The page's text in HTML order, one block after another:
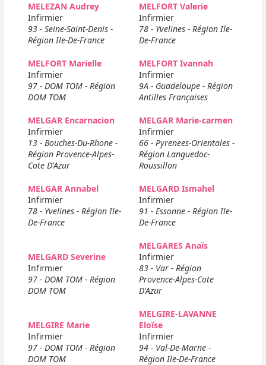
MELEZAN Audrey
Infirmier
93 - Seine-Saint-Denis -
Région Ile-De-France
MELFORT Valerie
Infirmier
78 - Yvelines - Région Ile-
De-France
MELFORT Marielle
Infirmier
97 - DOM TOM - Région
DOM TOM
MELFORT Ivannah
Infirmier
9A - Guadeloupe - Région
Antilles Françaises
MELGAR Encarnacion
Infirmier
13 - Bouches-Du-Rhone -
Région Provence-Alpes-
Cote D'Azur
MELGAR Marie-carmen
Infirmier
66 - Pyrenees-Orientales -
Région Languedoc-
Roussillon
MELGAR Annabel
Infirmier
78 - Yvelines - Région Ile-
De-France
MELGARD Ismahel
Infirmier
91 - Essonne - Région Ile-
De-France
MELGARD Severine
Infirmier
97 - DOM TOM - Région
DOM TOM
MELGARES Anaïs
Infirmier
83 - Var - Région
Provence-Alpes-Cote
D'Azur
MELGIRE Marie
Infirmier
97 - DOM TOM - Région
DOM TOM
MELGIRE-LAVANNE
Eloïse
Infirmier
94 - Val-De-Marne -
Région Ile-De-France